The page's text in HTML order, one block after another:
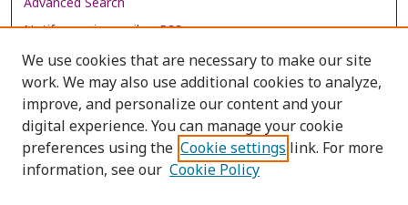
Notify me via email orRSS
Browse
Collections
Disciplines
Authors
We use cookies that are necessary to make our site
work. We may also use additional cookies to analyze,
improve, and personalize our content and your
digital experience. You can manage your cookie
preferences using the Cookie settings link. For more
information, see our Cookie Policy